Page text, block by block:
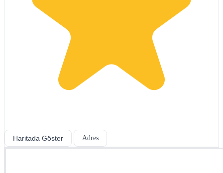
Haritada Göster Adres